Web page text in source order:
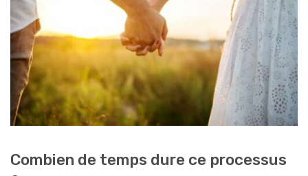
Combien de temps dure ce processus